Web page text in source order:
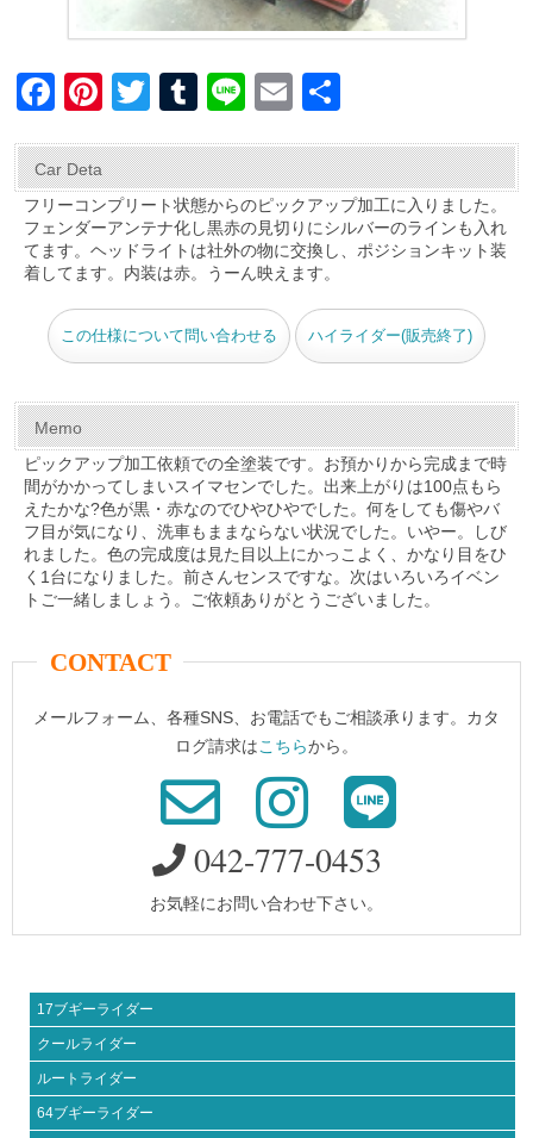
F
c
e
b
o
o
k
Pi
er
e
st
T
tt
er
T
m
bl
r
Li
e
E
ail
Car Deta
フリーコンプリート状態からのピックアップ加工に入りました。
フェンダーアンテナ化し黒赤の見切りにシルバーのラインも入れ
てます。ヘッドライトは社外の物に交換し、ポジションキット装
着してます。内装は赤。うーん映えます。
この仕様について問い合わせる ハイライダー(販売終了)
Memo
ピックアップ加工依頼での全塗装です。お預かりから完成まで時
間がかかってしまいスイマセンでした。出来上がりは100点もら
えたかな?色が黒・赤なのでひやひやでした。何をしても傷やバ
フ目が気になり、洗車もままならない状況でした。いやー。しび
れました。色の完成度は見た目以上にかっこよく、かなり目をひ
く1台になりました。前さんセンスですな。次はいろいろイベン
トご一緒しましょう。ご依頼ありがとうございました。
CONTACT
メールフォーム、各種SNS、お電話でもご相談承ります。カタ
ログ請求はこちらから。
042-777-0453
お気軽にお問い合わせ下さい。
17ブギーライダー
クールライダー
ルートライダー
64ブギーライダー